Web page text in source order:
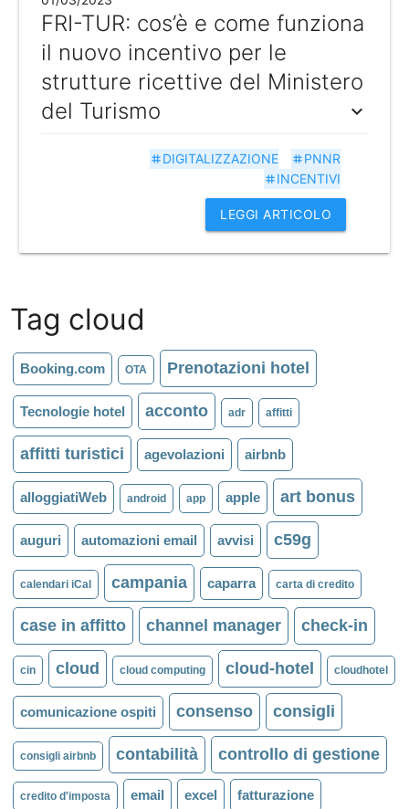
FRI-TUR: cos’è e come funziona
il nuovo incentivo per le
strutture ricettive del Ministero
del Turismo
expand_more
tag PNNR
tag DIGITALIZZAZIONE
tag INCENTIVI
LEGGI ARTICOLO
Tag cloud
Booking.com OTA Prenotazioni hotel
Tecnologie hotel acconto adr affitti
affitti turistici agevolazioni airbnb
alloggiatiWeb android app apple art bonus
auguri automazioni email avvisi c59g
calendari iCal campania caparra carta di credito
case in affitto channel manager check-in
cin cloud cloud computing cloud-hotel cloudhotel
comunicazione ospiti consenso consigli
consigli airbnb contabilità controllo di gestione
credito d'imposta email excel fatturazione